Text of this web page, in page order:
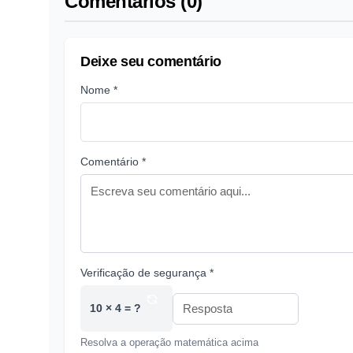
Deixe seu comentário
Nome *
Comentário *
Verificação de segurança *
10 × 4 = ?
Resolva a operação matemática acima